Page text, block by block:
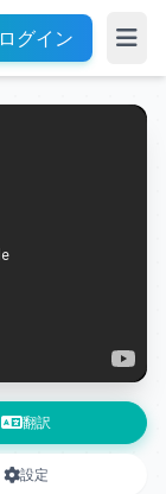
グイン
翻訳
設定